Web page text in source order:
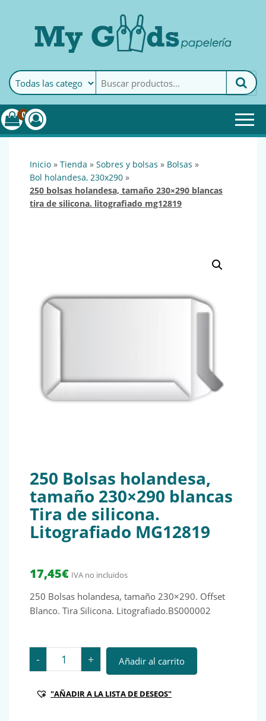
MyGoods · PapeleríaMy Goods es tu papelería
online de confianza. Podrás
encontrar todo lo necesario
0
inicio » tienda » sobres y bolsas » bolsas »
bol holandesa, 230x290 »
250 bolsas holandesa, tamaño 230×290 blancas
tira de silicona. litografiado mg12819
250 Bolsas holandesa,
tamaño 230×290 blancas
Tira de silicona.
Litografiado MG12819
17,45€ IVA no incluidos
250 Bolsas holandesa, tamaño 230×290. Offset
Blanco. Tira Silicona. Litografiado.BS000002
- 250 Bolsas holandesa, tamaño 230x290 blancas
+ Añadir al carrito
"AÑADIR A LA LISTA DE DESEOS"